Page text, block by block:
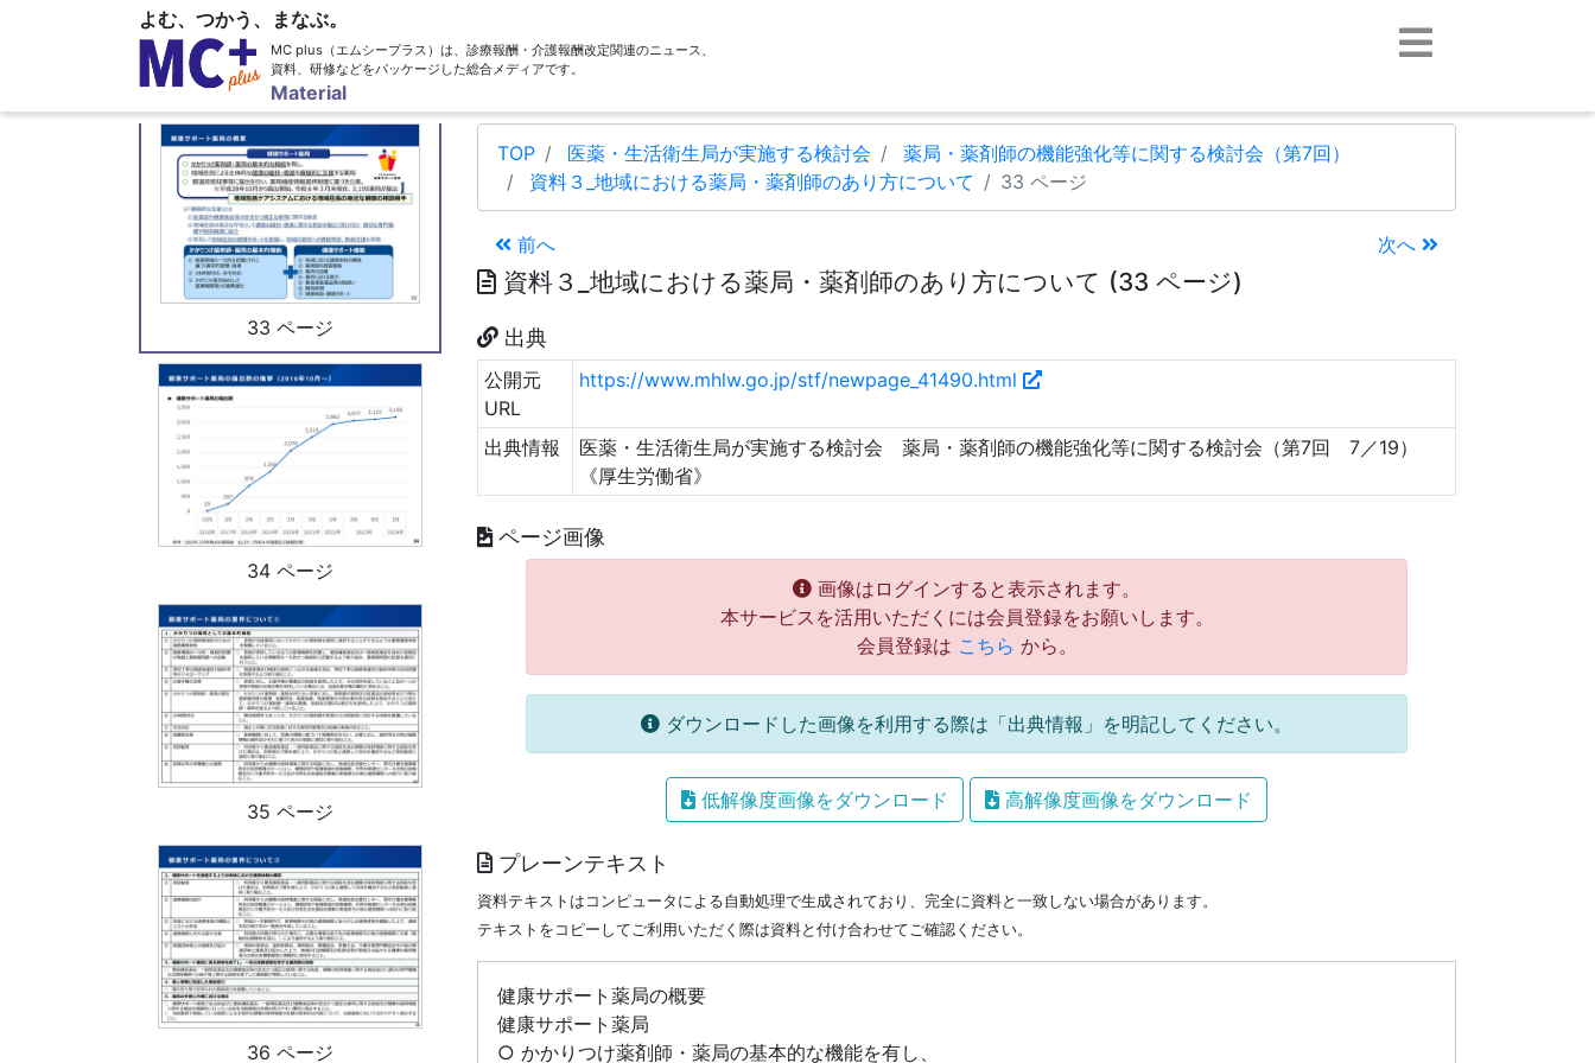
よむ、つかう、まなぶ。
MC plus（エムシープラス）は、診療報酬・介護報酬改定関連のニュース、
資料、研修などをパッケージした総合メディアです。
Material
32 ページ
33 ページ
34 ページ
35 ページ
36 ページ
TOP 医薬・生活衛生局が実施する検討会
薬局・薬剤師の機能強化等に関する検討会（第7回）
資料３_地域における薬局・薬剤師のあり方について
33 ページ
前へ 次へ
資料３_地域における薬局・薬剤師のあり方について (33 ページ)
出典
公開元
URL
https://www.mhlw.go.jp/stf/newpage_41490.html
出典情報
医薬・生活衛生局が実施する検討会 薬局・薬剤師の機能強化等に関する検討会（第7回 7／19）
《厚生労働省》
ページ画像
画像はログインすると表示されます。
本サービスを活用いただくには会員登録をお願いします。
会員登録は こちら から。
ダウンロードした画像を利用する際は「出典情報」を明記してください。
低解像度画像をダウンロード 高解像度画像をダウンロード
プレーンテキスト
資料テキストはコンピュータによる自動処理で生成されており、完全に資料と一致しない場合があります。
テキストをコピーしてご利用いただく際は資料と付け合わせてご確認ください。
健康サポート薬局の概要
健康サポート薬局
○ かかりつけ薬剤師・薬局の基本的な機能を有し、